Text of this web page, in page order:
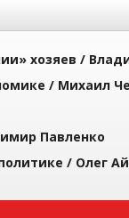
хозяев /
/ Михаил
Павленко
/ Олег